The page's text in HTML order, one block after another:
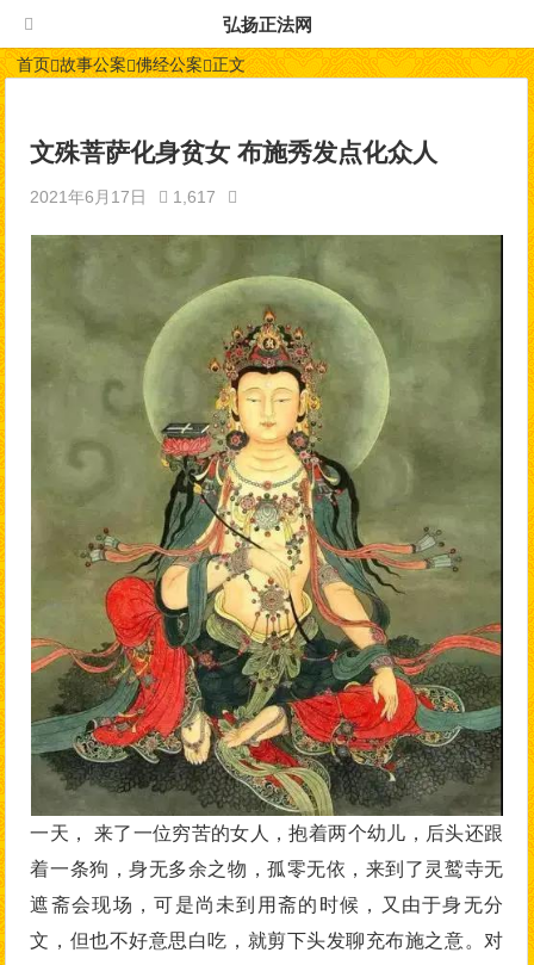
弘扬正法网
首页 故事公案 佛经公案 正文
文殊菩萨化身贫女 布施秀发点化众人
2021年6月17日 1,617
一天， 来了一位穷苦的女人，抱着两个幼儿，后头还跟
着一条狗，身无多余之物，孤零无依，来到了灵鹫寺无
遮斋会现场，可是尚未到用斋的时候，又由于身无分
文，但也不好意思白吃，就剪下头发聊充布施之意。对